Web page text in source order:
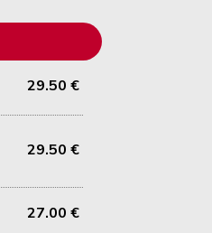
29.50 €
29.50 €
27.00 €